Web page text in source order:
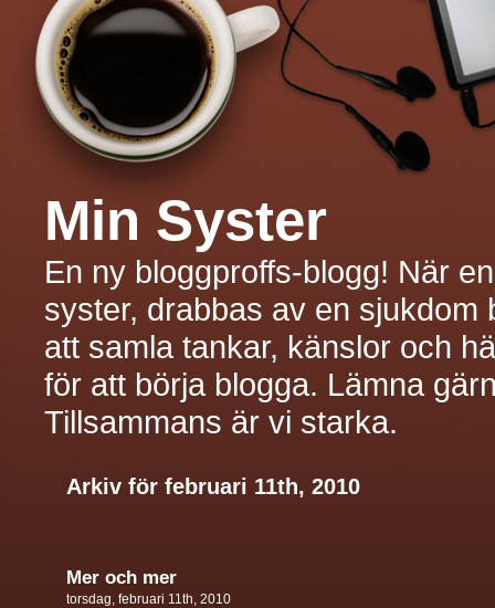
Min Syster
En ny bloggproffs-blogg! När
syster, drabbas av en sjukdom
att samla tankar, känslor och
för att börja blogga. Lämna
Tillsammans är vi starka.
Arkiv för februari 11th, 2010
Mer och mer
torsdag, februari 11th, 2010